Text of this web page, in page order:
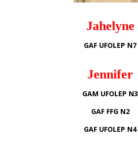
Jahelyne
GAF UFOLEP N7
Jennifer
GAM UFOLEP N3
GAF FFG N2
GAF UFOLEP N4